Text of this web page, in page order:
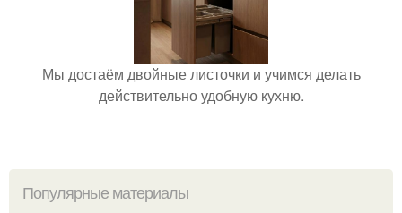
Мы достаём двойные листочки и учимся делать
действительно удобную кухню.
Популярные материалы